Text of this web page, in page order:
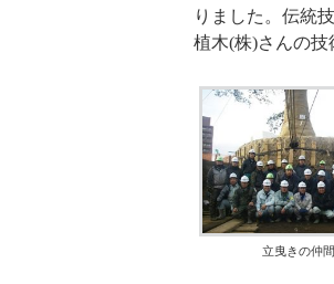
りました。伝統
植木(株)さんの
立曳きの仲間